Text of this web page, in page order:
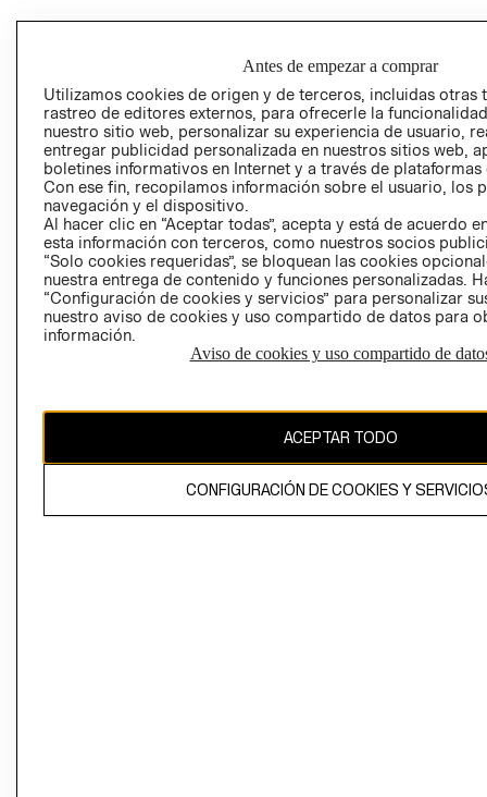
GIFT CARD
AVISO DE
Perú (S/)
CAMBIAR REGIÓN
propiedad de H&M Hennes & Mauritz AB
Antes de empezar a comprar
Utilizamos cookies de origen y de terceros, incluidas otras
rastreo de editores externos, para ofrecerle la
nuestro sitio web, personalizar su experiencia de usuario,
entregar publicidad personalizada en nuestros sitios web,
boletines informativos en Internet y a través de plataformas
Con ese fin, recopilamos información sobre el usuario, los
navegación y el dispositivo.
Al hacer clic en “Aceptar todas”, acepta y está de acuerdo
esta información con terceros, como nuestros socios
“Solo cookies requeridas”, se bloquean las cookies
nuestra entrega de contenido y funciones personalizadas.
“Configuración de cookies y servicios” para personalizar
nuestro aviso de cookies y uso compartido de datos para
información.
Aviso de cookies y uso compartido de
ACEPTAR TODO
CONFIGURACIÓN DE COOKIES Y